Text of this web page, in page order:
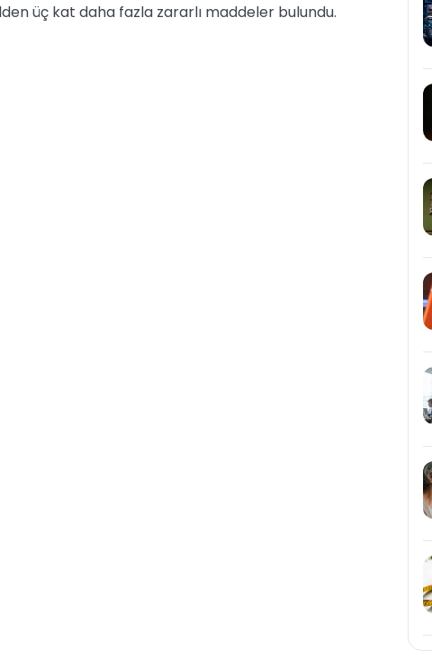
üç kat daha fazla zararlı maddeler bulundu.